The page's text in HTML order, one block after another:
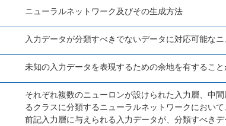
ニューラルネットワーク及びその生成方法
入力データが分類すべきでないデータに対応可能な
未知の入力データを表現するための余地を有するこ
それぞれ複数のニューロンが設けられた入力層、中
るクラスに分類するニューラルネットワークにおいて
前記入力層に与えられる入力データが、分類すべき